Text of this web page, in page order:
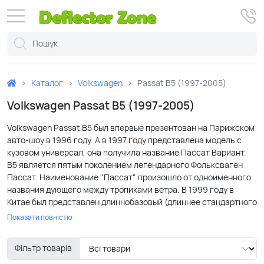
Каталог Volkswagen Passat B5 (1997-2005)
Volkswagen Passat B5 (1997-2005)
Volkswagen Passat B5 был впервые презентован на Парижском
авто-шоу в 1996 году. А в 1997 году представлена модель с
кузовом универсал, она получила название Пассат Вариант.
B5 является пятым поколением легендарного Фольксваген
Пассат. Наименование "Пассат" произошло от одноименного
названия дующего между тропиками ветра. В 1999 году в
Китае был представлен длиннобазовый (длиннее стандартного
на 10 см) Passat. В 2001 году был произведен фейслифтинг
частично изменена механика. Версия 2001 года стала
называться B5.5. Пассат B5 неоднократно получал
Показати повністю
Фільтр товарів